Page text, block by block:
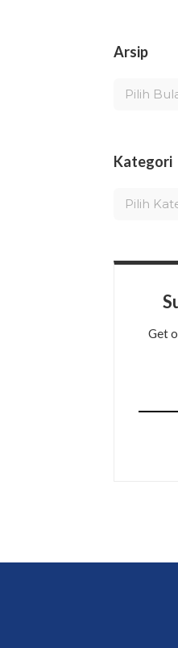
Arsip
Kategori
Get